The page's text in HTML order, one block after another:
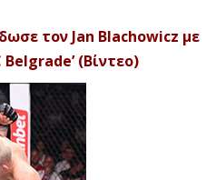
τον Jan Blachowicz με
Belgrade’ (Βίντεο)